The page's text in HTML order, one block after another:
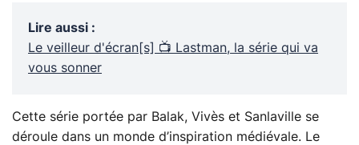
Lire aussi :
Le veilleur d'écran[s] 📺 Lastman, la série qui va
vous sonner
Cette série portée par Balak, Vivès et Sanlaville se
déroule dans un monde d’inspiration médiévale. Le